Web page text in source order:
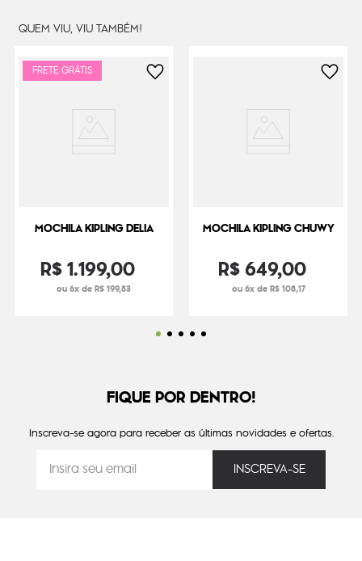
QUEM VIU, VIU TAMBÉM!
FRETE GRÁTIS
MOCHILA KIPLING DELIA
R$1.199,00
ou 6x de R$ 199,83
MOCHILA KIPLING CHUWY
R$649,00
ou 6x de R$ 108,17
FIQUE POR DENTRO!
Inscreva-se agora para receber as últimas novidades e ofertas.